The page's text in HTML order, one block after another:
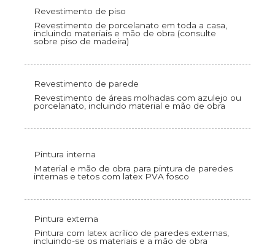
Revestimento de piso
Revestimento de porcelanato em toda a casa,
incluindo materiais e mão de obra (consulte
sobre piso de madeira)
Revestimento de parede
Revestimento de áreas molhadas com azulejo ou
porcelanato, incluindo material e mão de obra
Pintura interna
Material e mão de obra para pintura de paredes
internas e tetos com latex PVA fosco
Pintura externa
Pintura com latex acrílico de paredes externas,
incluindo-se os materiais e a mão de obra